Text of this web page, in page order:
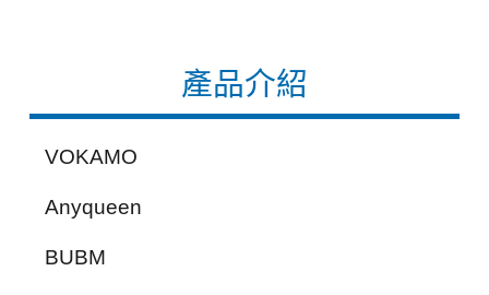
產品介紹
VOKAMO
Anyqueen
BUBM